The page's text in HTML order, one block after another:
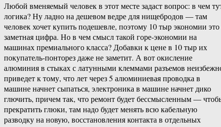
Любой вменяемый человек в этот месте задаст вопрос: в чем
логика? Ну ладно на дешевом ведре для нищебродов — там
человек хочет купить подешевле, поэтому 10 тыр экономии это
заметная цифра. Но в чем смысл такой горе-экономии на
машинах премиального класса? Добавки к цене в 10 тыр их
покупатель-понторез даже не заметит. А вот окисление
алюминия в стыках с латунными клеммами разъемов
приведет к тому, что лет через 5 алюминиевая проводка в
машине начнет сыпаться, электроника в машине начнет дико
глючить, причем так, что ремонт будет бессмысленным —
прекратить глюки, там надо будет менять всю кабельную
разводку на новую, восстановления контакта в отдельных